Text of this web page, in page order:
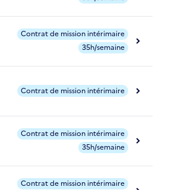
Contrat de mission intérimaire
35h/semaine
Contrat de mission intérimaire
Contrat de mission intérimaire
35h/semaine
Contrat de mission intérimaire